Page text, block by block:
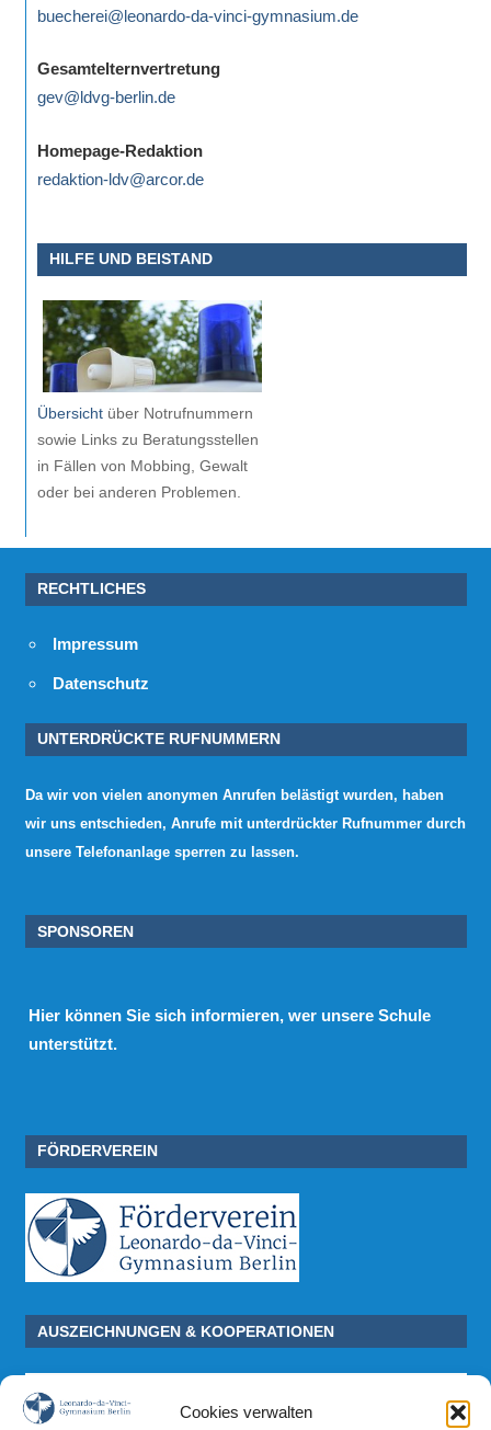
Cookies verwalten
finden,
stehen
Ende
jeder
Möglichkeiten
Suche
Verfügung.
buecherei@leonardo-da-vinci-gymnasium.de
Gesamtelternvertretung
gev@ldvg-berlin.de
Homepage-Redaktion
redaktion-ldv@arcor.de
HILFE UND BEISTAND
Übersichtüber Notrufnummern
sowie Links zu Beratungsstellen
in Fällen von Mobbing, Gewalt
oder bei anderen Problemen.
RECHTLICHES
Impressum
Datenschutz
UNTERDRÜCKTE RUFNUMMERN
Da wir von vielen anonymen Anrufen belästigt wurden, haben
wir uns entschieden, Anrufe mit unterdrückter Rufnummer durch
unsere Telefonanlage sperren zu lassen.
SPONSOREN
Hier können Sie sich informieren, wer unsere Schule
unterstützt.
FÖRDERVEREIN
AUSZEICHNUNGEN & KOOPERATIONEN